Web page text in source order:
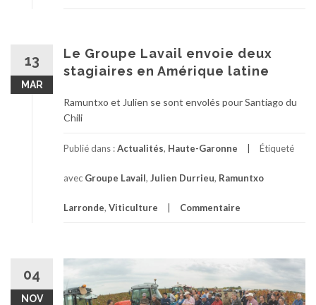
13
MAR
Le Groupe Lavail envoie deux
stagiaires en Amérique latine
Ramuntxo et Julien se sont envolés pour Santiago du
Chili
Publié dans :Actualités, Haute-Garonne Étiqueté
avec Groupe Lavail, Julien Durrieu, Ramuntxo
Larronde, Viticulture Commentaire
04
NOV